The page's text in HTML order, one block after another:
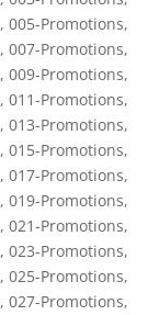
, 005-Promotions,
, 007-Promotions,
, 009-Promotions,
, 011-Promotions,
, 013-Promotions,
, 015-Promotions,
, 017-Promotions,
, 019-Promotions,
, 021-Promotions,
, 023-Promotions,
, 025-Promotions,
, 027-Promotions,